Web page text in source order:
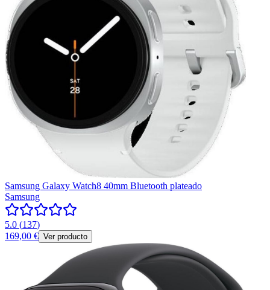
Samsung Galaxy Watch8 40mm Bluetooth plateado
Samsung
5.0 (137)
169,00 € Ver producto